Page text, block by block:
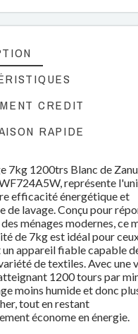
CREDIT
RAPIDE
7kg 1200trs Blanc de
représente
efficacité énergétique et
de lavage. Conçu pour
ménages modernes, ce
de 7kg est idéal pour
appareil fiable capable
de textiles. Avec une
1200 tours par
moins humide et donc
tout en restant
économe en énergie.